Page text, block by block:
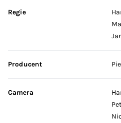
Sla credits
Regie
Producent
Camera